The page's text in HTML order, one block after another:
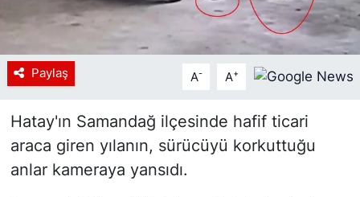
Paylaş A- A+
Hatay'ın Samandağ ilçesinde hafif ticari
araca giren yılanın, sürücüyü korkuttuğu
anlar kameraya yansıdı.
Tanıtım